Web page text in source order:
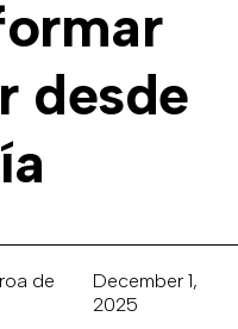
desde
de
December 1,
2025